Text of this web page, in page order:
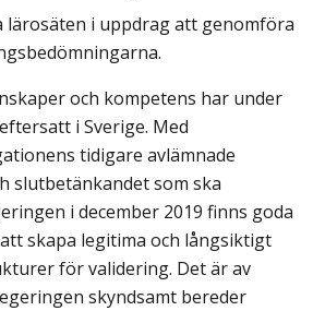
lärosäten i uppdrag att genomföra
och kompetens har under
i Sverige. Med
tidigare avlämnade
slutbetänkandet som ska
i december 2019 finns goda
skapa legitima och långsiktigt
för validering. Det är av
skyndsamt bereder